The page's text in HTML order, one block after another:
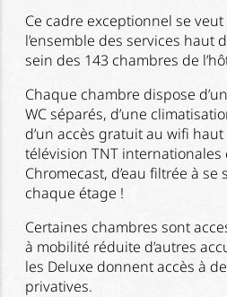
Ce cadre exceptionnel se
l’ensemble des services haut
sein des 143 chambres de
Chaque chambre dispose
WC séparés, d’une
d’un accès gratuit au wifi
télévision TNT internationales
Chromecast, d’eau filtrée à se
chaque étage !
Certaines chambres sont
à mobilité réduite d’autres
les Deluxe donnent accès à
privatives.